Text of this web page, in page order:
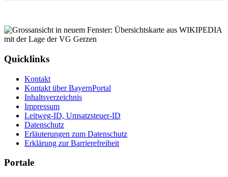
Quicklinks
Kontakt
Kontakt über BayernPortal
Inhaltsverzeichnis
Impressum
Leitweg-ID, Umsatzsteuer-ID
Datenschutz
Erläuterungen zum Datenschutz
Erklärung zur Barrierefreiheit
Portale